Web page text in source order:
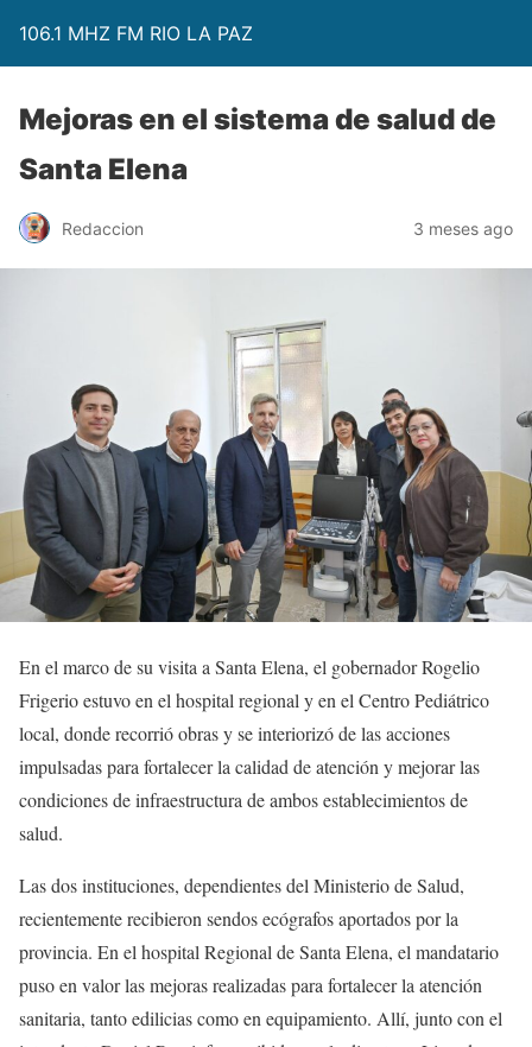
106.1 MHZ FM RIO LA PAZ
Mejoras en el sistema de salud de
Santa Elena
Redaccion 3 meses ago
En el marco de su visita a Santa Elena, el gobernador Rogelio
Frigerio estuvo en el hospital regional y en el Centro Pediátrico
local, donde recorrió obras y se interiorizó de las acciones
impulsadas para fortalecer la calidad de atención y mejorar las
condiciones de infraestructura de ambos establecimientos de
salud.
Las dos instituciones, dependientes del Ministerio de Salud,
recientemente recibieron sendos ecógrafos aportados por la
provincia. En el hospital Regional de Santa Elena, el mandatario
puso en valor las mejoras realizadas para fortalecer la atención
sanitaria, tanto edilicias como en equipamiento. Allí, junto con el